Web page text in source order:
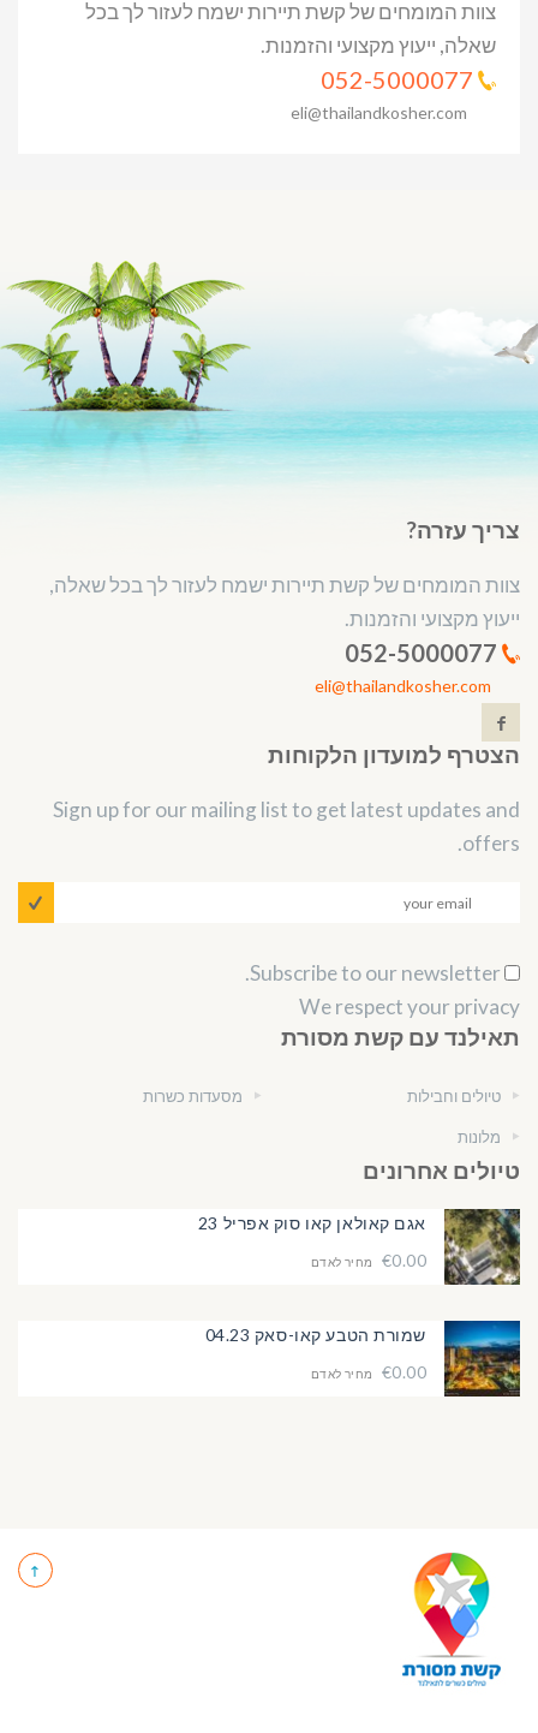
צוות המומחים של קשת תיירות ישמח לעזור לך בכל
שאלה, ייעוץ מקצועי והזמנות.
eli@thailandkosher.com
צריך עזרה?
צוות המומחים של קשת תיירות ישמח לעזור לך בכל שאלה,
ייעוץ מקצועי והזמנות.
eli@thailandkosher.com
הצטרף למועדון הלקוחות
Sign up for our mailing list to get latest updates and
offers.
We respect your privacy
תאילנד עם קשת מסורת
טיולים וחבילות
מלונות
מסעדות כשרות
טיולים אחרונים
אגם קאולאן קאו סוק אפריל 23
€0.00
מחיר לאדם
שמורת הטבע קאו-סאק 04.23
€0.00
מחיר לאדם